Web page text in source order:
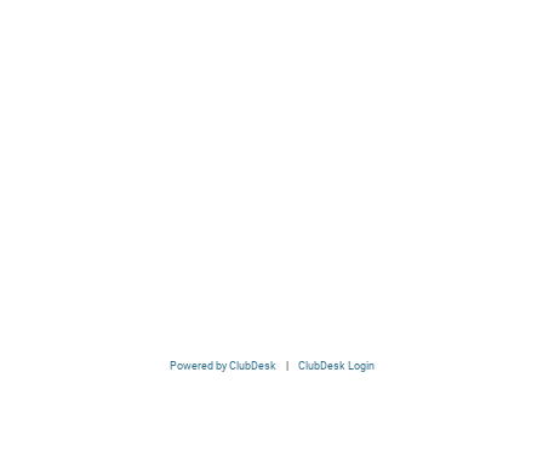
Powered by ClubDesk | ClubDesk Login